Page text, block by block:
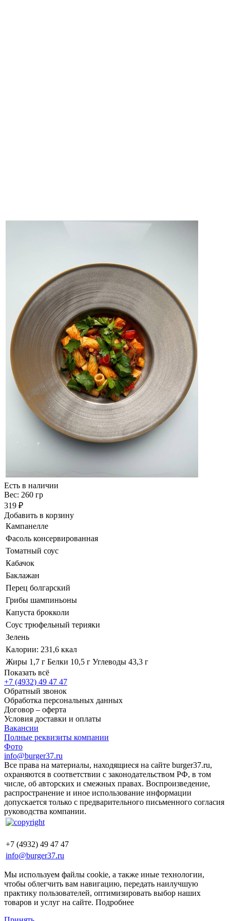
Есть в наличии
Вес: 260 гр
319 ₽
Добавить в корзину
Кампанелле
Фасоль консервированная
Томатный соус
Кабачок
Баклажан
Перец болгарский
Грибы шампиньоны
Капуста брокколи
Соус трюфельный терияки
Зелень
Калории: 231,6 ккал
Жиры 1,7 г Белки 10,5 г Углеводы 43,3 г
Показать всё
+7 (4932) 49 47 47
Обратный звонок
Обработка персональных данных
Договор – оферта
Условия доставки и оплаты
Вакансии
Полные реквизиты компании
Фото
info@burger37.ru
Все права на материалы, находящиеся на сайте burger37.ru,
охраняются в соответствии с законодательством РФ, в том
числе, об авторских и смежных правах. Воспроизведение,
распространение и иное использование информации
допускается только с предварительного письменного согласия
руководства компании.
+7 (4932) 49 47 47
info@burger37.ru
Мы используем файлы cookie, а также иные технологии,
чтобы облегчить вам навигацию, передать наилучшую
практику пользователей, оптимизировать выбор наших
товаров и услуг на сайте. Подробнее